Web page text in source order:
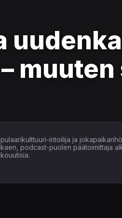
intoilija ja
podcast-puolen päätoimittaja